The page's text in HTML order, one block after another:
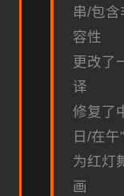
串/包
容性
更改了
译
修复了
日/在午
为红灯
画